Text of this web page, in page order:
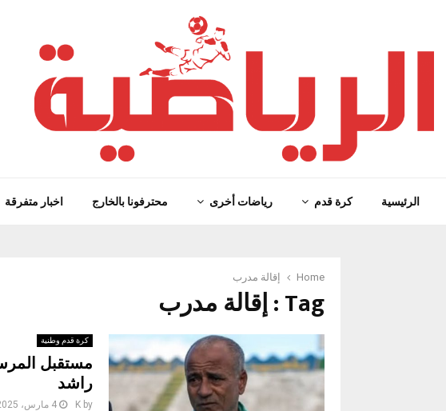
الرئيسية كرة قدم رياضات أخرى محترفونا بالخارج اخبار متفرقة
Home إقالة مدرب
Tag : إقالة مدرب
كرة قدم وطنية
مستقبل
راشد
by
K 4 مارس، 2025